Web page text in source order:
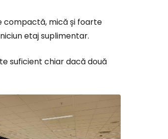
compactă, mică și foarte
etaj suplimentar.
suficient chiar dacă două